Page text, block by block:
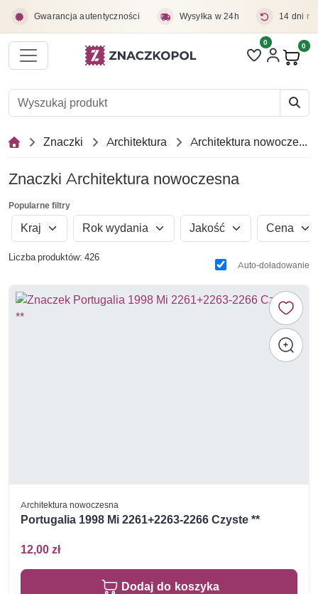
Gwarancja autentyczności Wysyłka w 24h 14 dni
Liczba pozycji
0 0
Znaczki Architektura Architektura nowoczesna
Znaczki Architektura nowoczesna
Popularne filtry
Kraj Rok wydania Jakość Cena
Liczba produktów: 426
Auto-doładowanie
Architektura nowoczesna
Portugalia 1998 Mi 2261+2263-2266 Czyste **
12,00 zł
Dodaj do koszyka